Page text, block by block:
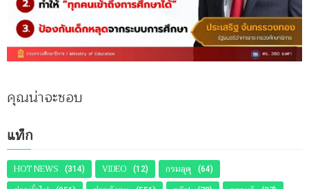
คุณน่าจะชอบ
แท็ก
HOT NEWS (314) VIDEO (12) กรมอุตุ (64)